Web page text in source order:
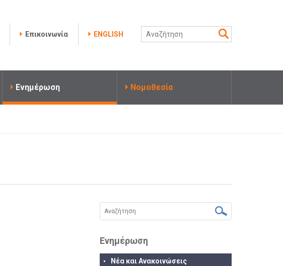
Επικοινωνία ENGLISH
Ενημέρωση Νομοθεσία
Ενημέρωση
Νέα και Ανακοινώσεις